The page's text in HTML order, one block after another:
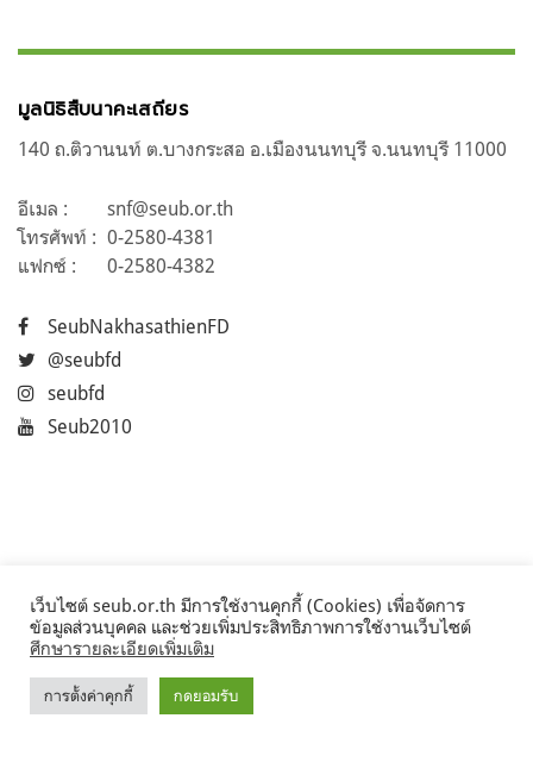
มูลนิธิสืบนาคะเสถียร
140 ถ.ติวานนท์ ต.บางกระสอ อ.เมืองนนทบุรี จ.นนทบุรี 11000
อีเมล :
snf@seub.or.th
โทรศัพท์ : 0-2580-4381
แฟกซ์ :
0-2580-4382
SeubNakhasathienFD
@seubfd
seubfd
Seub2010
©2017 Seub.or.th
เว็บไซต์ seub.or.th มีการใช้งานคุกกี้ (Cookies) เพื่อจัดการ
ข้อมูลส่วนบุคคล และช่วยเพิ่มประสิทธิภาพการใช้งานเว็บไซต์
ศึกษารายละเอียดเพิ่มเติม
การตั้งค่าคุกกี้ กดยอมรับ